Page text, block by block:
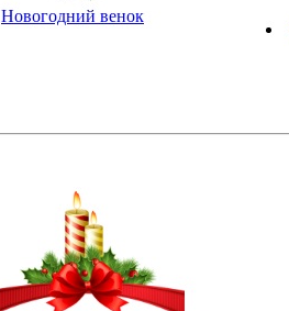
Новогодний венок